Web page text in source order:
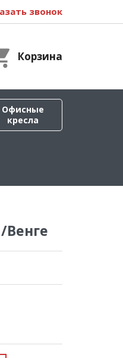
звонок
Корзина
Офисные
кресла
Венге